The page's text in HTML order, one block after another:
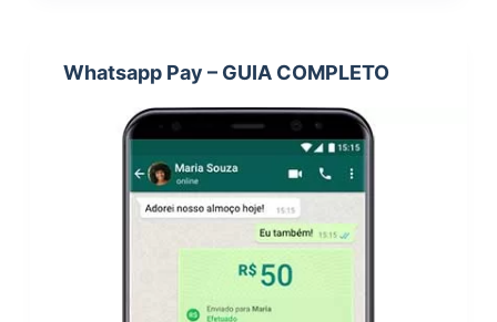
Whatsapp Pay – GUIA COMPLETO